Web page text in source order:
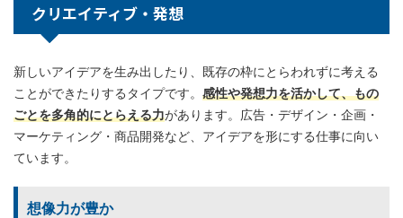
クリエイティブ・発想
新しいアイデアを生み出したり、既存の枠にとらわれずに考える
ことができたりするタイプです。 感性や発想力を活かして、もの
ごとを多角的にとらえる力があります。広告・デザイン・企画・
マーケティング・商品開発など、アイデアを形にする仕事に向い
ています。
想像力が豊か